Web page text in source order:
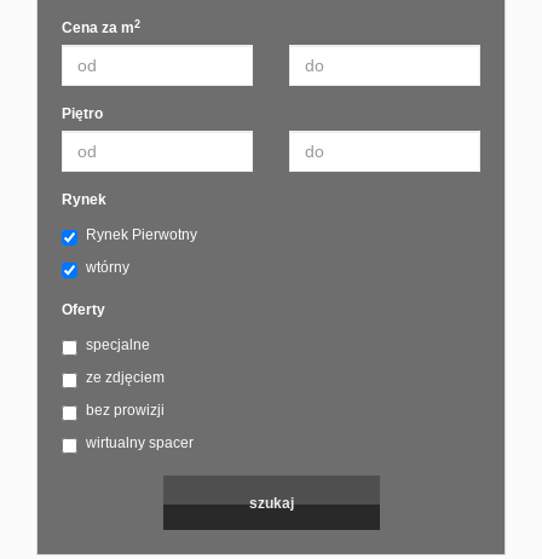
Cena za m2
Piętro
Rynek
Rynek Pierwotny
wtórny
Oferty
specjalne
ze zdjęciem
bez prowizji
wirtualny spacer